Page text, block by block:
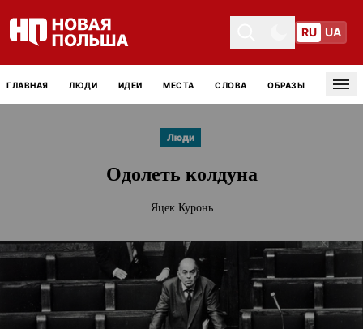
Toggle themeToggle theme
RU UA
ГЛАВНАЯ ЛЮДИ ИДЕИ МЕСТА СЛОВА ОБРАЗЫ
Люди
Одолеть колдуна
Яцек Куронь